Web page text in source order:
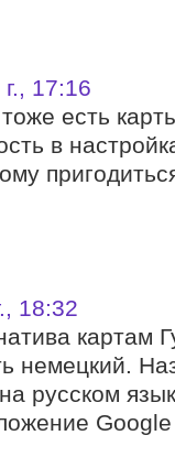
17:16
есть
в
18:32
картам
немецкий.
русском